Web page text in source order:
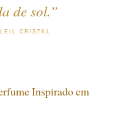
de sol.”
CRISTAL
Inspirado em